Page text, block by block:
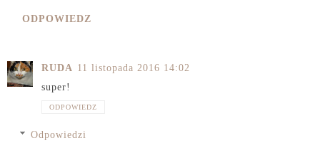
ODPOWIEDZ
RUDA 11 listopada 2016 14:02
super!
ODPOWIEDZ
Odpowiedzi